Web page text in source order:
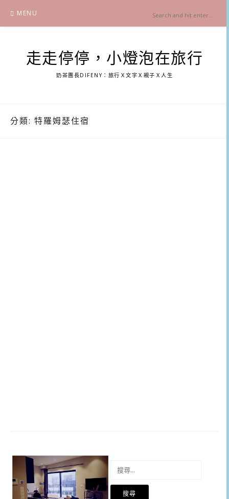
content
MENU
走走停停，小燈泡在旅行
奶茶團長DIFENY：旅行Ｘ文字Ｘ親子Ｘ人生
分類: 特羅姆瑟住宿
關